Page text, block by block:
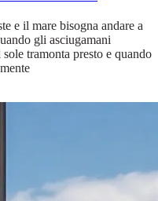
e il mare bisogna andare a
gli asciugamani
tramonta presto e quando